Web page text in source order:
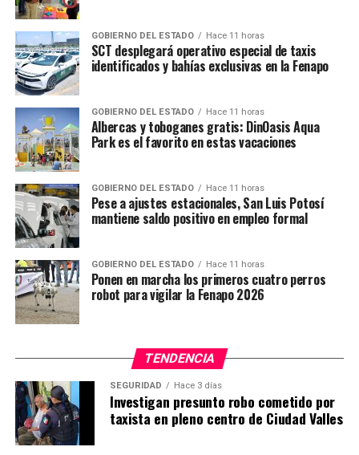
GOBIERNO DEL ESTADO Hace 11 horas
SCT desplegará operativo especial de taxis
identificados y bahías exclusivas en la Fenapo
GOBIERNO DEL ESTADO Hace 11 horas
Albercas y toboganes gratis: DinOasis Aqua
Park es el favorito en estas vacaciones
GOBIERNO DEL ESTADO Hace 11 horas
Pese a ajustes estacionales, San Luis Potosí
mantiene saldo positivo en empleo formal
GOBIERNO DEL ESTADO Hace 11 horas
Ponen en marcha los primeros cuatro perros
robot para vigilar la Fenapo 2026
TENDENCIA
SEGURIDAD Hace 3 días
Investigan presunto robo cometido por
taxista en pleno centro de Ciudad Valles